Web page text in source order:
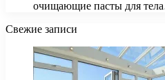
очищающие пасты для
Свежие записи